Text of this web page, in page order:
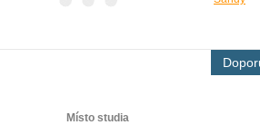
Místo studia